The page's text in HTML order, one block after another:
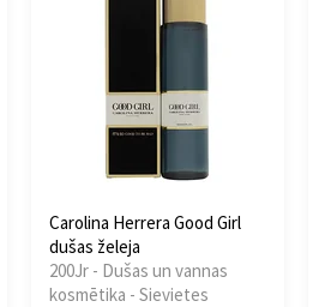
Carolina Herrera Good Girl
dušas želeja
200Jr - Dušas un vannas
kosmētika - Sievietes